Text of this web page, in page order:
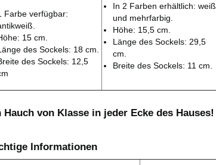
Farbe verfügbar:
15 cm.
des Sockels: 18 cm.
des Sockels: 12,5
In 2 Farben erhältlich: weiß
und mehrfarbig.
Höhe: 15,5 cm.
Länge des Sockels: 29,5
cm.
Breite des Sockels: 11 cm.
Hauch von Klasse in jeder Ecke des Hauses!
Informationen